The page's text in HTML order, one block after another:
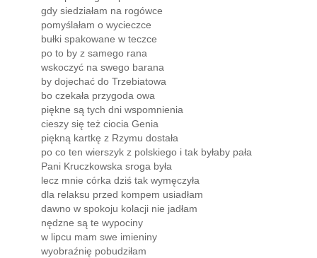
Dnia pewnego w podstawówce
gdy siedziałam na rogówce
pomyślałam o wycieczce
bułki spakowane w teczce
po to by z samego rana
wskoczyć na swego barana
by dojechać do Trzebiatowa
bo czekała przygoda owa
piękne są tych dni wspomnienia
cieszy się też ciocia Genia
piękną kartkę z Rzymu dostała
po co ten wierszyk z polskiego i tak byłaby pała
Pani Kruczkowska sroga była
lecz mnie córka dziś tak wymęczyła
dla relaksu przed kompem usiadłam
dawno w spokoju kolacji nie jadłam
nędzne są te wypociny
w lipcu mam swe imieniny